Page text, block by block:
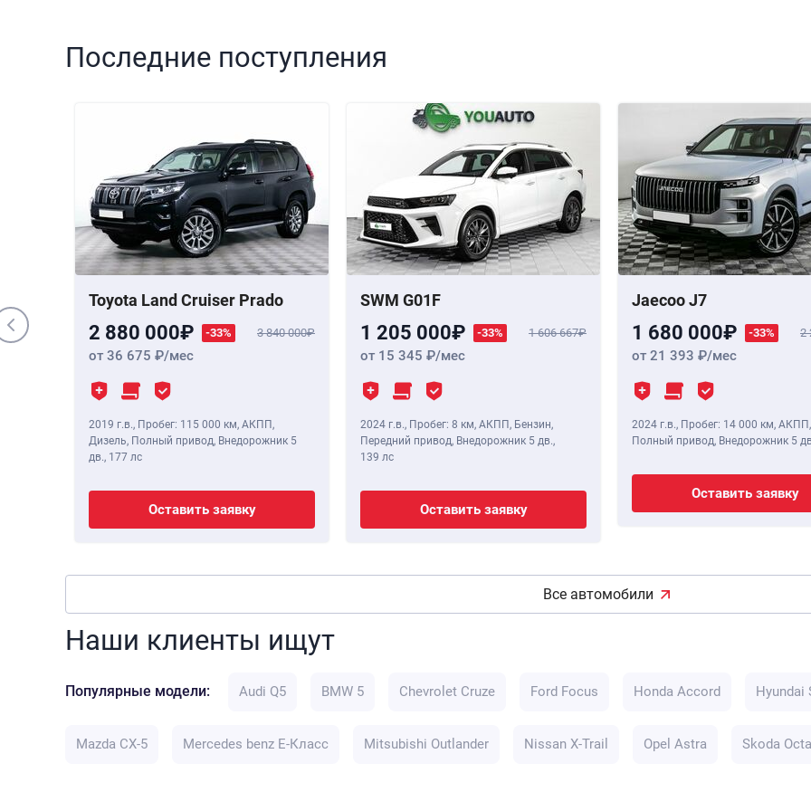
Последние поступления
Toyota Land Cruiser Prado
2 880 000 -33% 3 840 000
от 36 675 /мес
2019 г.в., Пробег: 115 000 км, АКПП,
Дизель, Полный привод, Внедорожник 5
дв., 177 лс
Оставить заявку
SWM G01F
1 205 000 -33% 1 606 667
от 15 345 /мес
2024 г.в., Пробег: 8 км, АКПП, Бензин,
Передний привод, Внедорожник 5 дв.,
139 лс
Оставить заявку
Jaecoo J7
1 680 000 -33% 2
от 21 393 /мес
2024 г.в., Пробег: 14 000 км,
Полный привод, Внедорожник 5
Оставить заявку
Все автомобили
Наши клиенты ищут
Популярные модели: Audi Q5 BMW 5 Chevrolet Cruze Ford Focus Honda Accord Hyundai
Mazda CX-5 Mercedes benz E-Класс Mitsubishi Outlander Nissan X-Trail Opel Astra Skoda